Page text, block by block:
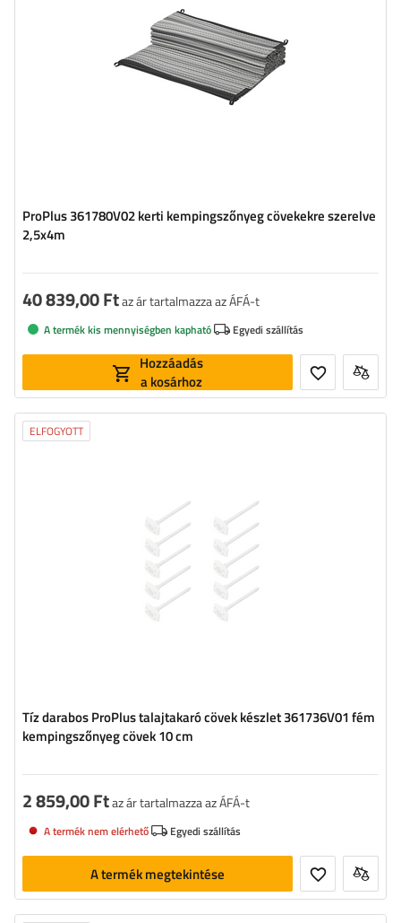
ProPlus 361780V02 kerti kempingszőnyeg cövekekre szerelve
2,5x4m
40 839,00 Ftaz ár tartalmazza az ÁFÁ-t
A termék kis mennyiségben kapható Egyedi szállítás
Hozzáadás
a kosárhoz
ELFOGYOTT
Tíz darabos ProPlus talajtakaró cövek készlet 361736V01 fém
kempingszőnyeg cövek 10 cm
2 859,00 Ftaz ár tartalmazza az ÁFÁ-t
A termék nem elérhető Egyedi szállítás
A termék megtekintése